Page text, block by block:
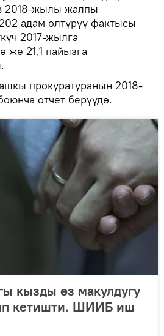
2018-жылы жалпы
адам өлтүрүү фактысы
2017-жылга
же 21,1 пайызга
прокуратуранын 2018-
отчет берүүдө.
кызды өз макулдугу
кетишти. ШИИБ иш